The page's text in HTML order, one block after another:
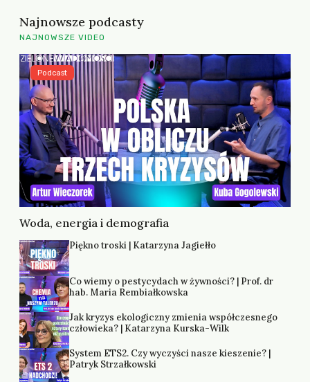
Najnowsze podcasty
NAJNOWSZE VIDEO
Woda, energia i demografia
Podcast
Piękno troski | Katarzyna Jagiełło
Co wiemy o pestycydach w żywności? | Prof. dr
hab. Maria Rembiałkowska
Jak kryzys ekologiczny zmienia współczesnego
człowieka? | Katarzyna Kurska-Wilk
System ETS2. Czy wyczyści nasze kieszenie? |
Patryk Strzałkowski